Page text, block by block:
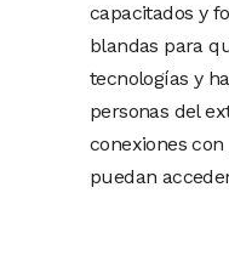
capacitados y
blandas para
tecnologías y
personas del
conexiones
puedan